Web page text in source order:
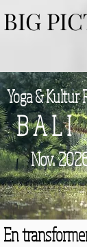
BIG
BIG
Yoga & Kultur
B A L I
Nov.
En